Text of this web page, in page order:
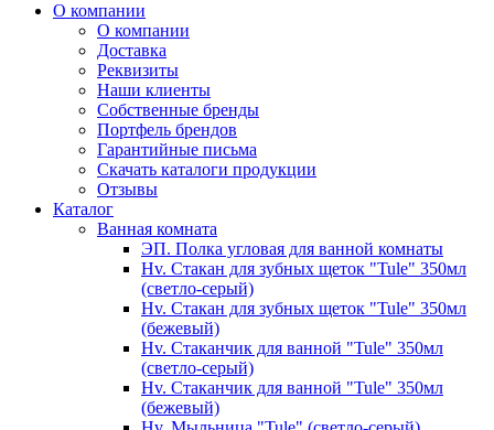
О компании
О компании
Доставка
Реквизиты
Наши клиенты
Собственные бренды
Портфель брендов
Гарантийные письма
Скачать каталоги продукции
Отзывы
Каталог
Ванная комната
ЭП. Полка угловая для ванной комнаты
Hv. Стакан для зубных щеток "Tule" 350мл
(светло-серый)
Hv. Стакан для зубных щеток "Tule" 350мл
(бежевый)
Hv. Стаканчик для ванной "Tule" 350мл
(светло-серый)
Hv. Стаканчик для ванной "Tule" 350мл
(бежевый)